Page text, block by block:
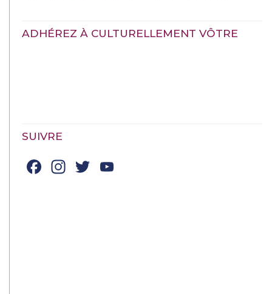
ADHÉREZ À CULTURELLEMENT VÔTRE
SUIVRE
Facebook
Instagram
Twitter